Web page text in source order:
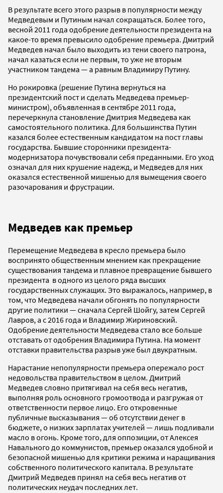
В результате всего этого разрыв в популярности между
Медведевым и Путиным начал сокращаться. Более того,
весной 2011 года одобрение деятельности президента на
какое-то время превысило одобрение премьера. Дмитрий
Медведев начал было выходить из тени своего патрона,
начал казаться если не первым, то уже не вторым
участником тандема — а равным Владимиру Путину.
Но рокировка (решение Путина вернуться на
президентский пост и сделать Медведева премьер-
министром), объявленная в сентябре 2011 года,
перечеркнула становление Дмитрия Медведева как
самостоятельного политика. Для большинства Путин
казался более естественным кандидатом на пост главы
государства. Бывшие сторонники президента-
модернизатора почувствовали себя преданными. Его уход
означал для них крушение надежд, и Медведев для них
оказался естественной мишенью для вымещения своего
разочарования и фрустрации.
Медведев как премьер
Перемещение Медведева в кресло премьера было
воспринято общественным мнением как прекращение
существования тандема и плавное превращение бывшего
президента в одного из целого ряда высших
государственных служащих. Это выражалось, например, в
том, что Медведева начали обгонять по популярности
другие политики — сначала Сергей Шойгу, затем Сергей
Лавров, а с 2016 года и Владимир Жириновский.
Одобрение деятельности Медведева стало все больше
отставать от одобрения Владимира Путина. На момент
отставки правительства разрыв уже был двукратным.
Нарастание непопулярности премьера опережало рост
недовольства правительством в целом. Дмитрий
Медведев словно притягивал на себя весь негатив,
выполняя роль основного громоотвода и разгружая от
ответственности первое лицо. Его откровенные
публичные высказывания — об отсутствии денег в
бюджете, о низких зарплатах учителей — лишь подливали
масло в огонь. Кроме того, для оппозиции, от Алексея
Навального до коммунистов, премьер оказался удобной и
безопасной мишенью для критики режима и наращивания
собственного политического капитала. В результате
Дмитрий Медведев принял на себя весь негатив от
политических неудач последних лет.